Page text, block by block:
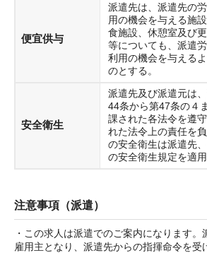
便宜供与
派遣先は、派遣先の
用の機会を与える施
食施設、休憩室及び
等についても、派遣労
利用の機会を与える
のとする。
安全衛生
派遣先及び派遣元は
44条から第47条の４
課された各法令を遵
れた法令上の責任を
の安全衛生は派遣先
の安全衛生規定を適用
注意事項（派遣）
・この求人は派遣でのご案内になります
雇用主となり、派遣先からの指揮命令を受